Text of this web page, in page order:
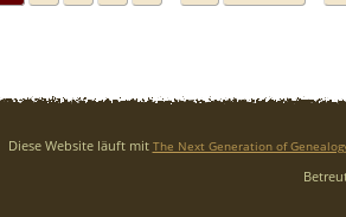
Diese Website läuft mit The Next Generation of